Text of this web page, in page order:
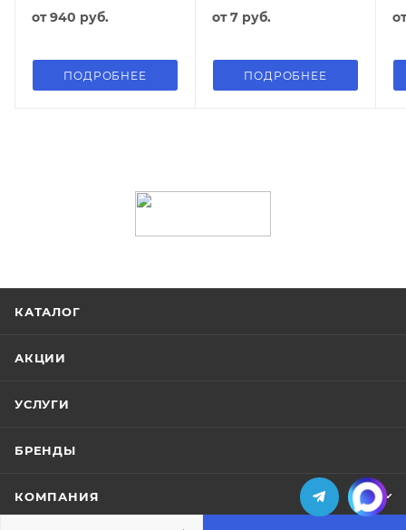
от940 руб.
ПОДРОБНЕЕ
от7 руб.
ПОДРОБНЕЕ
КАТАЛОГ
АКЦИИ
УСЛУГИ
БРЕНДЫ
КОМПАНИЯ